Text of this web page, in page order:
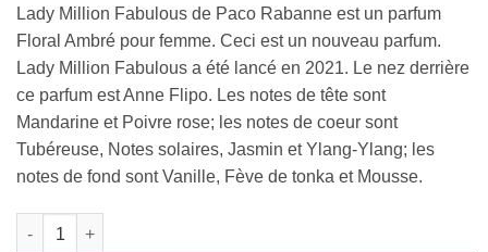
Lady Million Fabulous de Paco Rabanne est un parfum
Floral Ambré pour femme. Ceci est un nouveau parfum.
Lady Million Fabulous a été lancé en 2021. Le nez derrière
ce parfum est Anne Flipo. Les notes de tête sont
Mandarine et Poivre rose; les notes de coeur sont
Tubéreuse, Notes solaires, Jasmin et Ylang-Ylang; les
notes de fond sont Vanille, Fève de tonka et Mousse.
quantité de Lady million fabulous Eau De Parfum 80ml